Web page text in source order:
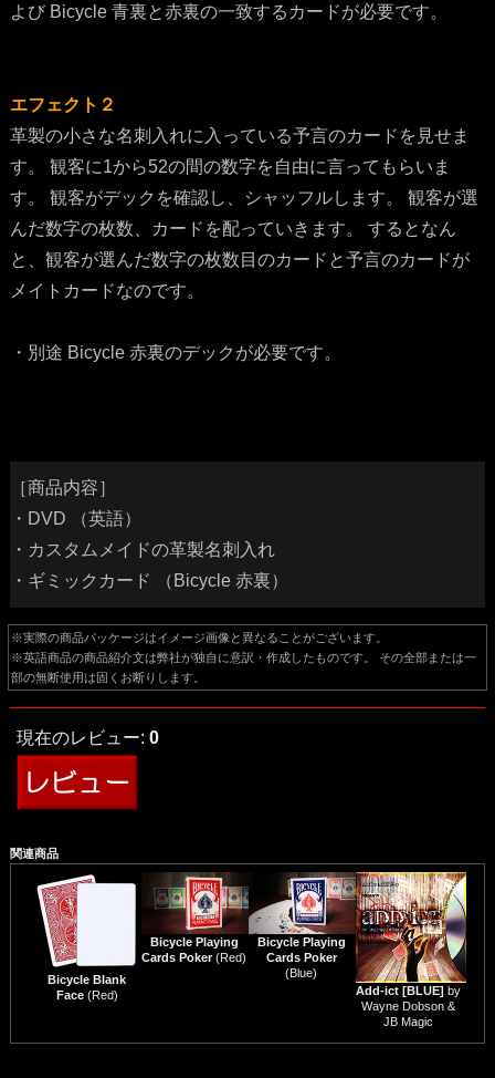
よび Bicycle 青裏と赤裏の一致するカードが必要です。
エフェクト２
革製の小さな名刺入れに入っている予言のカードを見せま
す。 観客に1から52の間の数字を自由に言ってもらいま
す。 観客がデックを確認し、シャッフルします。 観客が選
んだ数字の枚数、カードを配っていきます。 するとなん
と、観客が選んだ数字の枚数目のカードと予言のカードが
メイトカードなのです。
・別途 Bicycle 赤裏のデックが必要です。
［商品内容］
・DVD （英語）
・カスタムメイドの革製名刺入れ
・ギミックカード （Bicycle 赤裏）
※実際の商品パッケージはイメージ画像と異なることがございます。
※英語商品の商品紹介文は弊社が独自に意訳・作成したものです。 その全部または一
部の無断使用は固くお断りします。
現在のレビュー: 0
関連商品
Bicycle Blank
Face (Red)
Bicycle Playing
Cards Poker(Red)
Bicycle Playing
Cards Poker
(Blue)
Add-ict [BLUE] by
Wayne Dobson &
JB Magic